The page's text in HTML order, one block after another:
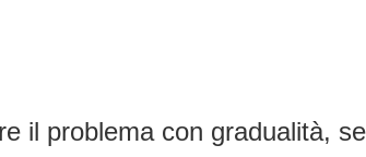
il problema con gradualità,